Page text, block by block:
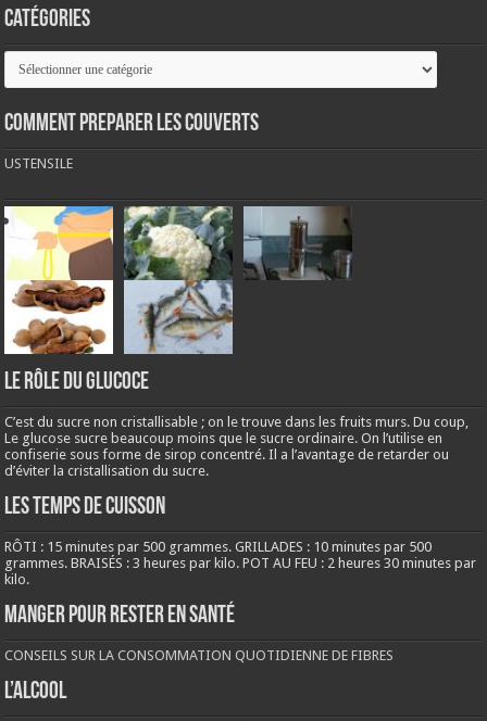
Catégories
Catégories
COMMENT PREPARER LES COUVERTS
USTENSILE
LE RÔLE DU GLUCOCE
C’est du sucre non cristallisable ; on le trouve dans les fruits murs. Du coup,
Le glucose sucre beaucoup moins que le sucre ordinaire. On l’utilise en
confiserie sous forme de sirop concentré. Il a l’avantage de retarder ou
d’éviter la cristallisation du sucre.
LES TEMPS DE CUISSON
RÔTI : 15 minutes par 500 grammes. GRILLADES : 10 minutes par 500
grammes. BRAISÉS : 3 heures par kilo. POT AU FEU : 2 heures 30 minutes par
kilo.
Manger pour rester en santé
CONSEILS SUR LA CONSOMMATION QUOTIDIENNE DE FIBRES
L’ALCOOL